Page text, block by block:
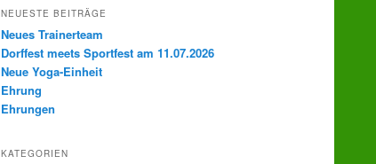
NEUESTE BEITRÄGE
Neues Trainerteam
Dorffest meets Sportfest am 11.07.2026
Neue Yoga-Einheit
Ehrung
Ehrungen
KATEGORIEN